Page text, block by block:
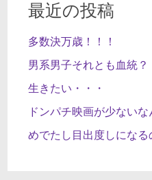
最近の投稿
多数決万歳！！！
男系男子それとも血統？
生きたい・・・
ドンパチ映画が少ないな
めでたし目出度しになる